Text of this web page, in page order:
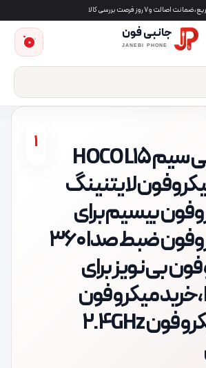
اصالت و ۷ روز فرصت بررسی کالا
جانبی فون
JANEBI PHONE
0
میکروفون بی سیم HOCO L15
لایتنینگ
بیسیم برای
آیفون، میکروفون ضبط صدا ۳۶۰
بی نویز برای
خرید میکروفون
hoco l15، میکروفون 2.4GHz
1